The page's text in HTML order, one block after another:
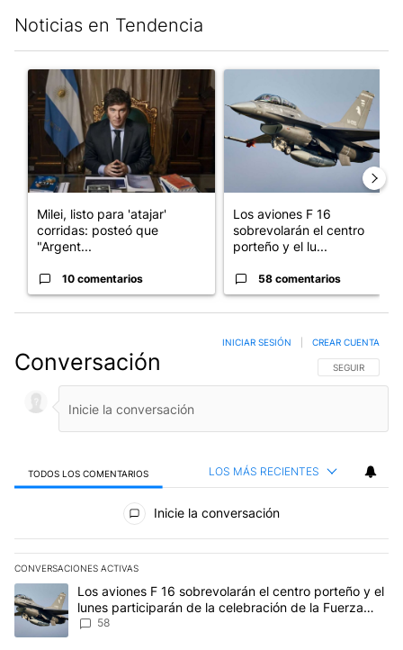
Noticias en Tendencia
Un artículo de tendencia con el título "Milei, listo para 'atajar'
Milei, listo para 'atajar'
corridas: posteó que
"Argent...
10 comentarios
Los aviones F 16
sobrevolarán el centro
porteño y el lu...
58 comentarios
Conversación SIGA ESTA
SEGUIR
INICIAR SESIÓN CREAR CUENTA
TODOS LOS COMENTARIOS LOS MÁS RECIENTES
Todos los comentarios
Inicie la conversación
CONVERSACIONES ACTIVAS
Este listado muestra los artículos con más comentarios en los
Un artículo de tendencia con el título "Los aviones F 16
Los aviones F 16 sobrevolarán el centro porteño y el
lunes participarán de la celebración de la Fuerza
Aérea
58